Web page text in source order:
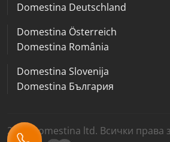
Domestina Deutschland
Domestina Österreich
Domestina România
Domestina Slovenija
Domestina България
2026 Domestina ltd. Всички права